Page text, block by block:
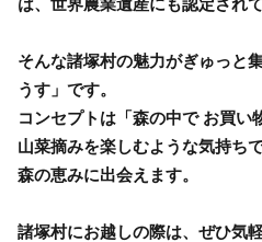
そんな諸塚村の魅力がぎゅっと
うす」です。
コンセプトは「森の中で お買い
山菜摘みを楽しむような気持ち
森の恵みに出会えます。
諸塚村にお越しの際は、ぜひ気